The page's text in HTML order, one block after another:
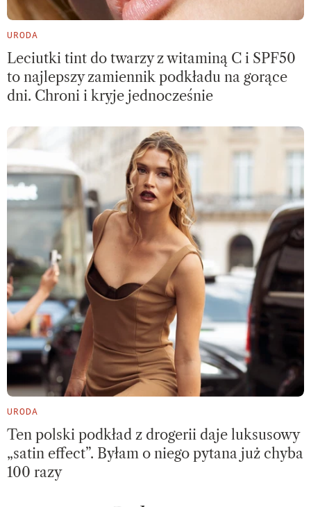
URODA
Leciutki tint do twarzy z witaminą C i SPF50
to najlepszy zamiennik podkładu na gorące
dni. Chroni i kryje jednocześnie
URODA
Ten polski podkład z drogerii daje luksusowy
„satin effect”. Byłam o niego pytana już chyba
100 razy